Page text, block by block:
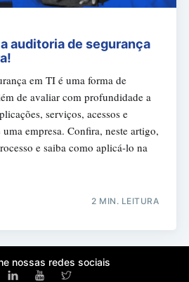
auditoria de segurança
em TI é uma forma de
de avaliar com profundidade a
serviços, acessos e
empresa. Confira, neste artigo,
e saiba como aplicá-lo na
2 MIN. LEITURA
nossas redes sociais